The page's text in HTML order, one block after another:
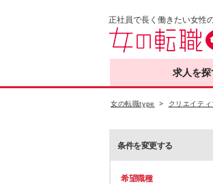
正社員で長く働きたい女性
求人を探
女の転職type クリエイテ
条件を変更する
希望職種